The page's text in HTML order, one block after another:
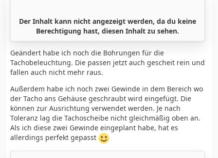
Der Inhalt kann nicht angezeigt werden, da du keine
Berechtigung hast, diesen Inhalt zu sehen.
Geändert habe ich noch die Bohrungen für die
Tachobeleuchtung. Die passen jetzt auch gescheit rein und
fallen auch nicht mehr raus.
Außerdem habe ich noch zwei Gewinde in dem Bereich wo
der Tacho ans Gehäuse geschraubt wird eingefügt. Die
können zur Ausrichtung verwendet werden. Je nach
Toleranz lag die Tachoscheibe nicht gleichmäßig oben an.
Als ich diese zwei Gewinde eingeplant habe, hat es
allerdings perfekt gepasst